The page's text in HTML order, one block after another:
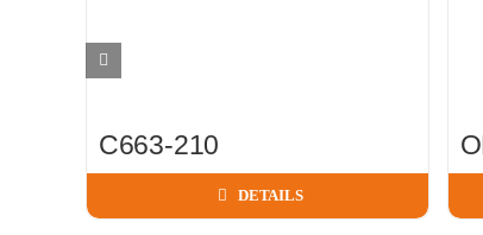
C663-210
DETAILS